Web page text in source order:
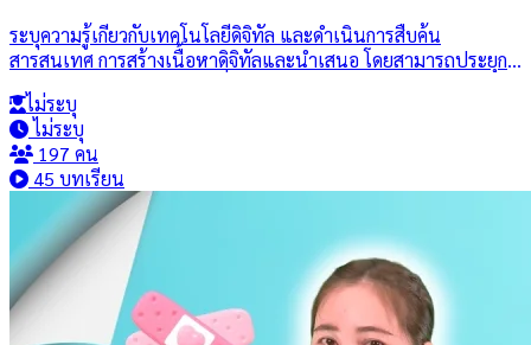
ระบุความรู้เกี่ยวกับเทคโนโลยีดิจิทัล และดำเนินการสืบค้น
สารสนเทศ การสร้างเนื้อหาดิจิทัลและนำเสนอ โดยสามารถประยุกต์
ใช้งานเทคโนโลยีดิจิทัลและสื่อสังคมออนไลน์ได้อย่างรู้เท่าทัน
สร้างสรรค์ ถูกกฎหมายและจริยธรรม รวมถึงใช้เทคโนโลยีดิจิทัลได้
อย่างปลอดภัย เพื่อให้เกิดความรู้ ความเข้าใจ สร้างความตระหนัก
และเห็นความสำคัญ ในการใช้เทคโนโลยีดิจิทัลในปัจจุบันและ
อนาคต ที่มีผลกระทบกับชีวิตประจำวันและการประยุกต์ใช้ให้เกิด
ประโยชน์
ไม่ระบุ
ไม่ระบุ
197 คน
45 บทเรียน